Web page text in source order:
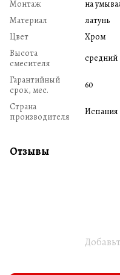
Монтаж
на
Материал
латунь
Цвет
Хром
Высота
смесителя
средний
Гарантийный
срок, мес.
60
Страна
производителя
Испания
Отзывы